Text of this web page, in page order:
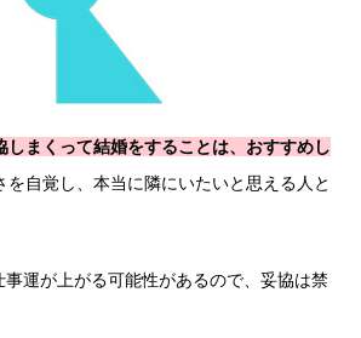
しまくって結婚をすることは、おすすめし
を自覚し、本当に隣にいたいと思える人と
運が上がる可能性があるので、妥協は禁